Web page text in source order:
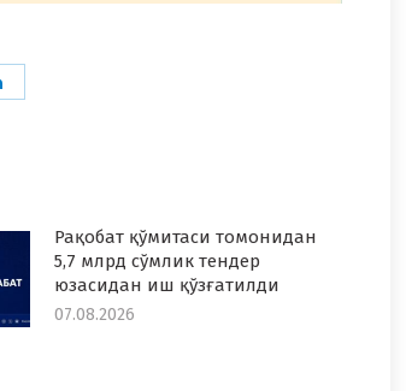
Рақобат қўмитаси томонидан
5,7 млрд сўмлик тендер
юзасидан иш қўзғатилди
07.08.2026